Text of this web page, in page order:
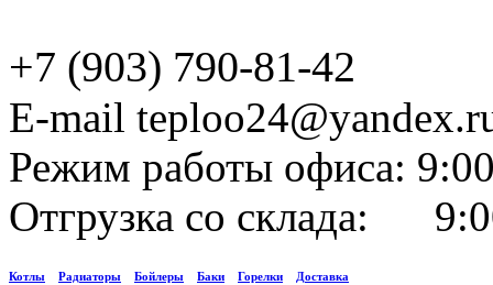
+7 (903) 790-81-42
E-mail
Режим работы офиса:
Отгрузка со склада:
Котлы Радиаторы Бойлеры Баки Горелки Доставка